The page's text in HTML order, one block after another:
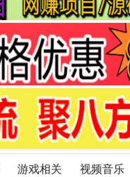
游戏相关 视频音乐